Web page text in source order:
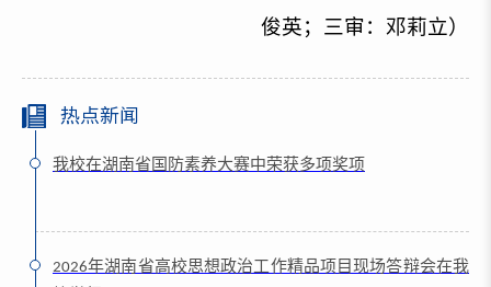
俊英；三审：邓莉立）
热点新闻
我校在湖南省国防素养大赛中荣获多项奖项
2026年湖南省高校思想政治工作精品项目现场答辩会在我